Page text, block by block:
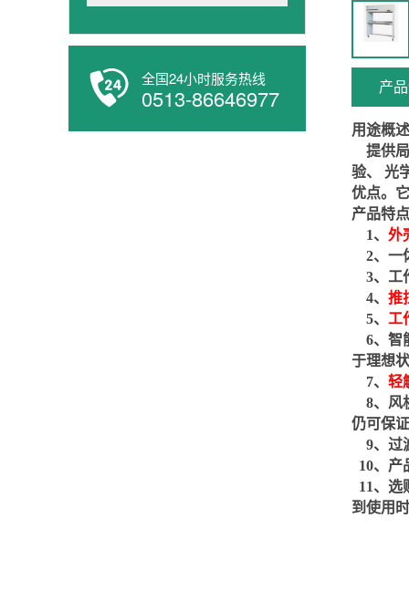
全国24小时服务热线
0513-86646977 产
用途概述
提供
验、 光
优点。
产品特点
1、 外
2、一
3、工
4、 推
5、 工
6、智
于理想
7、 轻
8、风
仍可保
9、过
10、产
11、选
到使用